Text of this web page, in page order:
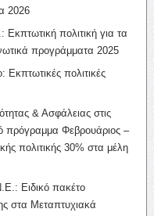
2026
πολιτική για τα
προγράμματα 2025
πολιτικές
& Ασφάλειας στις
πρόγραμμα Φεβρουάριος –
πολιτικής 30% στα μέλη
Ειδικό πακέτο
στα Μεταπτυχιακά